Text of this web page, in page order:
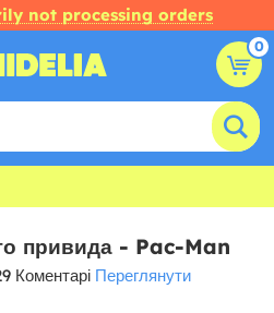
not processing orders
0
привида - Pac-Man
Коментарі Переглянути